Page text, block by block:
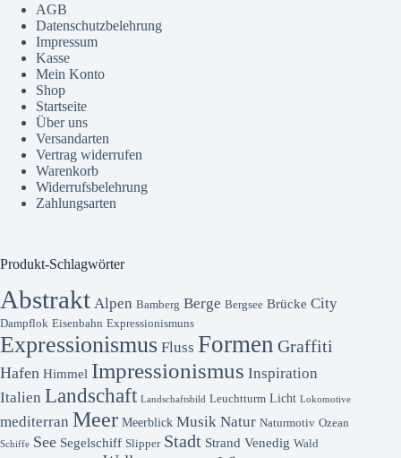
AGB
Datenschutzbelehrung
Impressum
Kasse
Mein Konto
Shop
Startseite
Über uns
Versandarten
Vertrag widerrufen
Warenkorb
Widerrufsbelehrung
Zahlungsarten
Produkt-Schlagwörter
Abstrakt Alpen Bamberg Berge Bergsee Brücke City
Dampflok Eisenbahn Expressionismuns
Expressionismus Fluss Formen Graffiti
Hafen Himmel Impressionismus Inspiration
Italien Landschaft Landschaftsbild Leuchtturm Licht Lokomotive
mediterran Meer Meerblick Musik Natur Naturmotiv Ozean
Schiffe See Segelschiff Slipper Stadt Strand Venedig Wald